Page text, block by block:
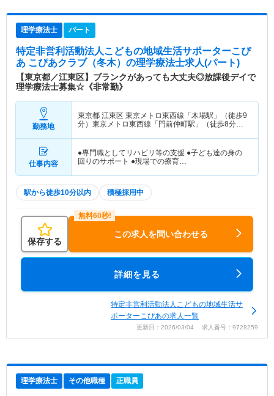
理学療法士 パート
特定非営利活動法人こどもの地域生活サポーターこぴ
あ こぴあクラブ（冬木） の理学療法士求人(パート)
【東京都／江東区】ブランクがあっても大丈夫◎放課後デイで
理学療法士募集☆《非常勤》
勤務地
東京都 江東区 東京メトロ東西線「木場駅」（徒歩9
分）東京メトロ東西線「門前仲町駅」（徒歩8分）
仕事内容
●専門職としてリハビリ等の支援 ●子ども達の身の
回りのサポート ●現場での療育…
駅から徒歩10分以内 積極採用中
保存する
この求人を問い合わせる
詳細を見る
特定非営利活動法人こどもの地域生活サ
ポーターこぴあの求人一覧
更新日：2026/03/04 求人番号：9728259
理学療法士 その他職種 正職員